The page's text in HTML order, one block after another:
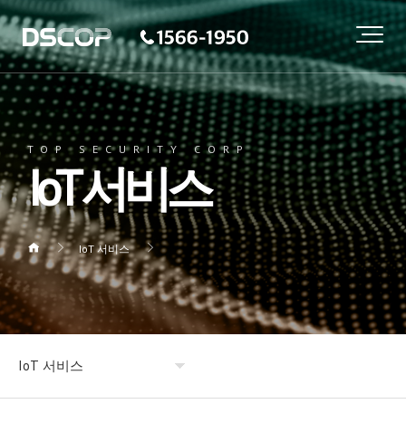
TOP SECURITY CORP
IoT 서비스
IoT 서비스
IoT 서비스